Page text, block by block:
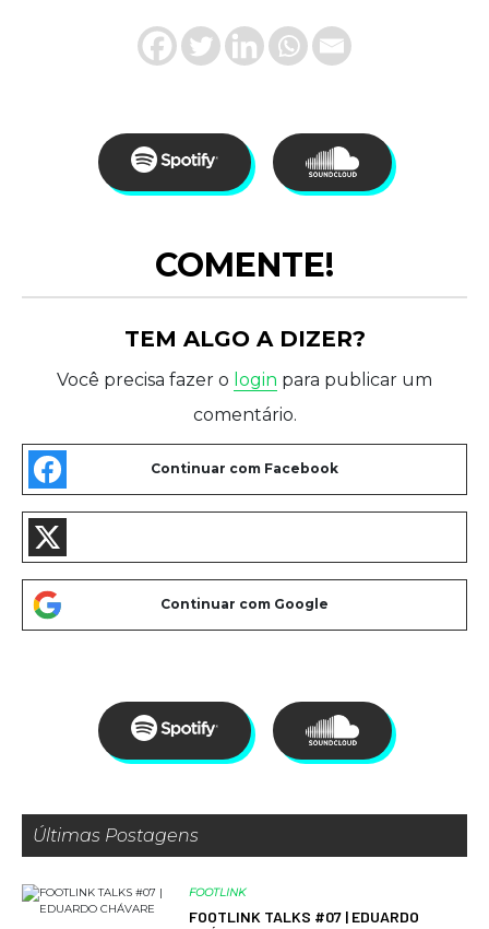
COMENTE!
TEM ALGO A DIZER?
Você precisa fazer o login para publicar um
comentário.
Últimas Postagens
FOOTLINK
FOOTLINK TALKS #07 | EDUARDO